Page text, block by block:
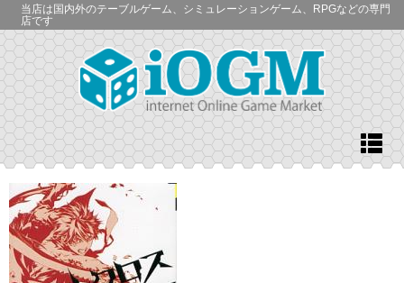
当店は国内外のテーブルゲーム、シミュレーションゲーム、RPGなどの専門
店です